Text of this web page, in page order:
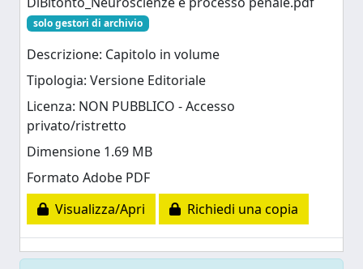
solo gestori di archivio
Descrizione: Capitolo in volume
Tipologia: Versione Editoriale
Licenza: NON PUBBLICO - Accesso
privato/ristretto
Dimensione 1.69 MB
Formato Adobe PDF
Visualizza/Apri
Richiedi una copia